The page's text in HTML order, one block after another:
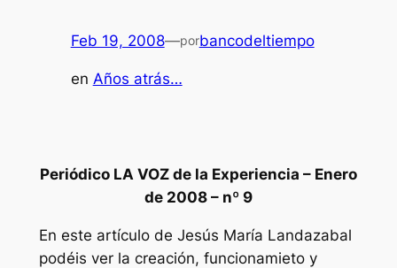
Feb 19, 2008—porbancodeltiempo
en Años atrás…
Periódico LA VOZ de la Experiencia – Enero
de 2008 – nº 9
En este artículo de Jesús María Landazabal
podéis ver la creación, funcionamieto y